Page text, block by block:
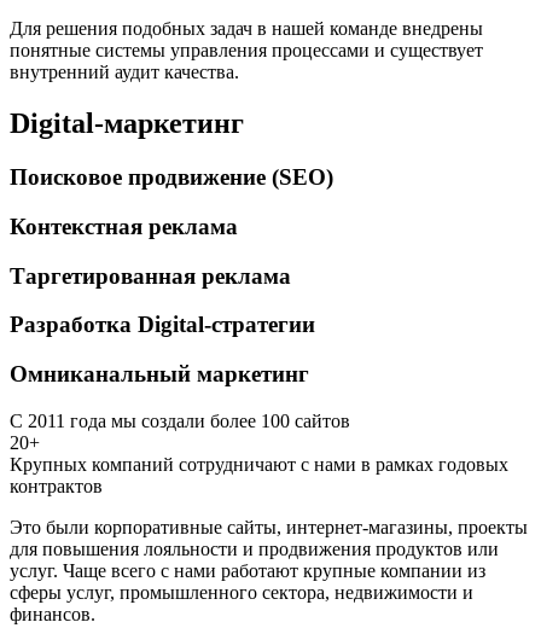
Для решения подобных задач в нашей команде внедрены
понятные системы управления процессами и существует
внутренний аудит качества.
Digital-маркетинг
Поисковое продвижение (SEO)
Контекстная реклама
Таргетированная реклама
Разработка Digital-стратегии
Омниканальный маркетинг
С 2011 года мы создали более 100 сайтов
20+
Крупных компаний сотрудничают с нами в рамках годовых
контрактов
Это были корпоративные сайты, интернет-магазины, проекты
для повышения лояльности и продвижения продуктов или
услуг. Чаще всего с нами работают крупные компании из
сферы услуг, промышленного сектора, недвижимости и
финансов.